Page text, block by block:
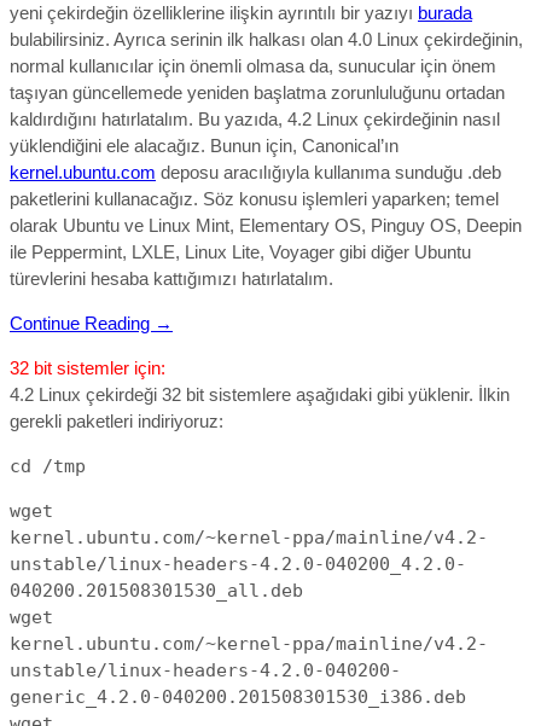
yeni çekirdeğin özelliklerine ilişkin ayrıntılı bir yazıyı burada
bulabilirsiniz. Ayrıca serinin ilk halkası olan 4.0 Linux çekirdeğinin,
normal kullanıcılar için önemli olmasa da, sunucular için önem
taşıyan güncellemede yeniden başlatma zorunluluğunu ortadan
kaldırdığını hatırlatalım. Bu yazıda, 4.2 Linux çekirdeğinin nasıl
yüklendiğini ele alacağız. Bunun için, Canonical’ın
kernel.ubuntu.com deposu aracılığıyla kullanıma sunduğu .deb
paketlerini kullanacağız. Söz konusu işlemleri yaparken; temel
olarak Ubuntu ve Linux Mint, Elementary OS, Pinguy OS, Deepin
ile Peppermint, LXLE, Linux Lite, Voyager gibi diğer Ubuntu
türevlerini hesaba kattığımızı hatırlatalım.
Continue Reading →
32 bit sistemler için:
4.2 Linux çekirdeği 32 bit sistemlere aşağıdaki gibi yüklenir. İlkin
gerekli paketleri indiriyoruz:
cd /tmp
wget
kernel.ubuntu.com/~kernel-ppa/mainline/v4.2-
unstable/linux-headers-4.2.0-040200_4.2.0-
040200.201508301530_all.deb
wget
kernel.ubuntu.com/~kernel-ppa/mainline/v4.2-
unstable/linux-headers-4.2.0-040200-
generic_4.2.0-040200.201508301530_i386.deb